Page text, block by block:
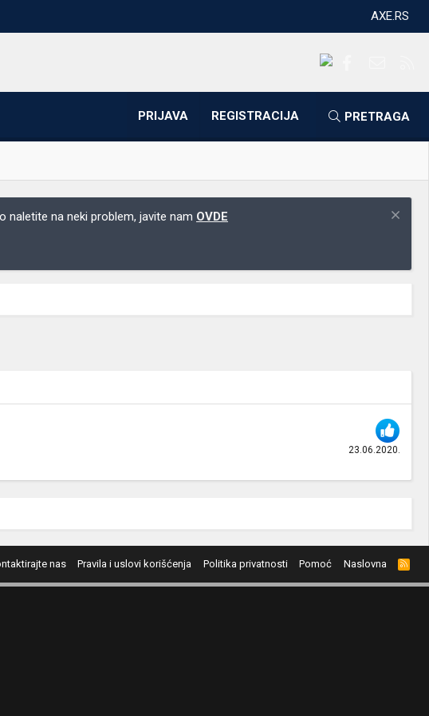
AXE.RS
PRIJAVA REGISTRACIJA PRETRAGA
naletite na neki problem, javite nam OVDE
23.06.2020.
nas Pravila i uslovi korišćenja Politika privatnosti Pomoć Naslovna
R
S
S